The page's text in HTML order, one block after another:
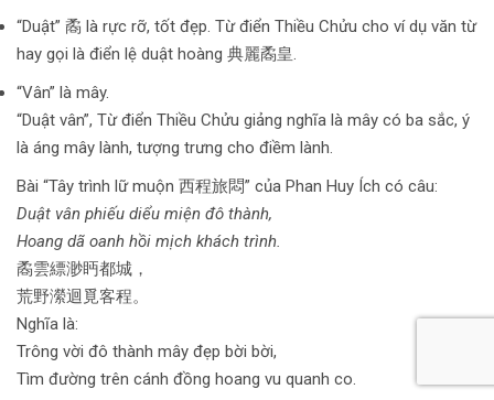
“Duật” 矞 là rực rỡ, tốt đẹp. Từ điển Thiều Chửu cho ví dụ văn từ
hay gọi là điển lệ duật hoàng 典麗矞皇.
“Vân” là mây.
“Duật vân”, Từ điển Thiều Chửu giảng nghĩa là mây có ba sắc, ý
là áng mây lành, tượng trưng cho điềm lành.
Bài “Tây trình lữ muộn 西程旅悶” của Phan Huy Ích có câu:
Duật vân phiếu diểu miện đô thành,
Hoang dã oanh hồi mịch khách trình.
矞雲縹渺眄都城，
荒野瀠迴覓客程。
Nghĩa là:
Trông vời đô thành mây đẹp bời bời,
Tìm đường trên cánh đồng hoang vu quanh co.